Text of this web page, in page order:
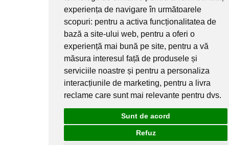
experiența de navigare în următoarele
scopuri: pentru a activa funcționalitatea de
bază a site-ului web, pentru a oferi o
experiență mai bună pe site, pentru a vă
măsura interesul față de produsele și
serviciile noastre și pentru a personaliza
interacțiunile de marketing, pentru a livra
reclame care sunt mai relevante pentru dvs.
Sunt de acord
Refuz